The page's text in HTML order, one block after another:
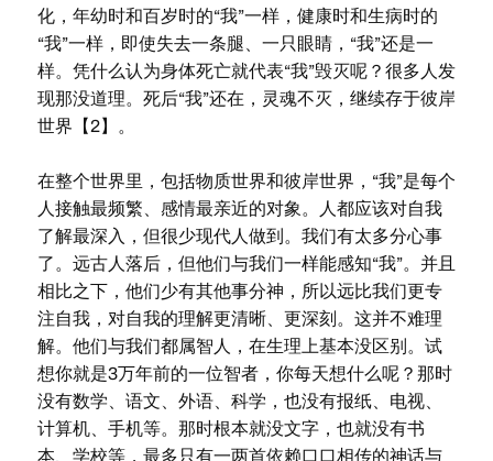
化，年幼时和百岁时的“我”一样，健康时和生病时的
“我”一样，即使失去一条腿、一只眼睛，“我”还是一
样。凭什么认为身体死亡就代表“我”毁灭呢？很多人发
现那没道理。死后“我”还在，灵魂不灭，继续存于彼岸
世界【2】。
在整个世界里，包括物质世界和彼岸世界，“我”是每个
人接触最频繁、感情最亲近的对象。人都应该对自我
了解最深入，但很少现代人做到。我们有太多分心事
了。远古人落后，但他们与我们一样能感知“我”。并且
相比之下，他们少有其他事分神，所以远比我们更专
注自我，对自我的理解更清晰、更深刻。这并不难理
解。他们与我们都属智人，在生理上基本没区别。试
想你就是3万年前的一位智者，你每天想什么呢？那时
没有数学、语文、外语、科学，也没有报纸、电视、
计算机、手机等。那时根本就没文字，也就没有书
本、学校等，最多只有一两首依赖口口相传的神话与